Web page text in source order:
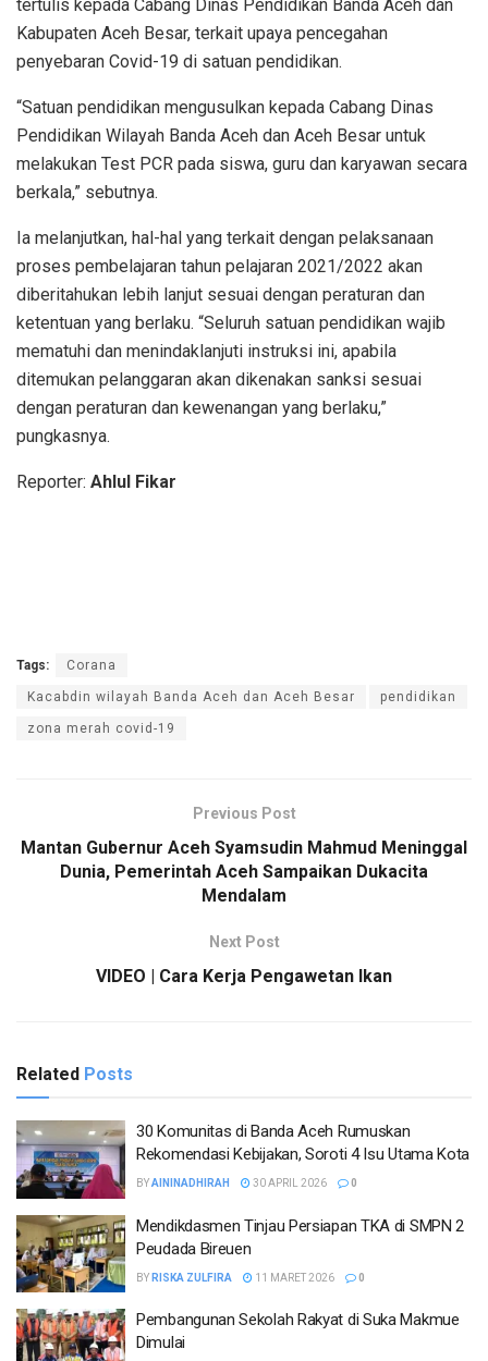
tertulis kepada Cabang Dinas Pendidikan Banda Aceh dan
Kabupaten Aceh Besar, terkait upaya pencegahan
penyebaran Covid-19 di satuan pendidikan.
“Satuan pendidikan mengusulkan kepada Cabang Dinas
Pendidikan Wilayah Banda Aceh dan Aceh Besar untuk
melakukan Test PCR pada siswa, guru dan karyawan secara
berkala,” sebutnya.
Ia melanjutkan, hal-hal yang terkait dengan pelaksanaan
proses pembelajaran tahun pelajaran 2021/2022 akan
diberitahukan lebih lanjut sesuai dengan peraturan dan
ketentuan yang berlaku. “Seluruh satuan pendidikan wajib
mematuhi dan menindaklanjuti instruksi ini, apabila
ditemukan pelanggaran akan dikenakan sanksi sesuai
dengan peraturan dan kewenangan yang berlaku,”
pungkasnya.
Reporter: Ahlul Fikar
Tags: Corana
Kacabdin wilayah Banda Aceh dan Aceh Besar pendidikan
zona merah covid-19
Previous Post
Mantan Gubernur Aceh Syamsudin Mahmud Meninggal
Dunia, Pemerintah Aceh Sampaikan Dukacita
Mendalam
Next Post
VIDEO | Cara Kerja Pengawetan Ikan
Related Posts
30 Komunitas di Banda Aceh Rumuskan
Rekomendasi Kebijakan, Soroti 4 Isu Utama Kota
BYAININADHIRAH 30 APRIL 2026 0
Mendikdasmen Tinjau Persiapan TKA di SMPN 2
Peudada Bireuen
BY RISKA ZULFIRA 11 MARET 2026 0
Pembangunan Sekolah Rakyat di Suka Makmue
Dimulai